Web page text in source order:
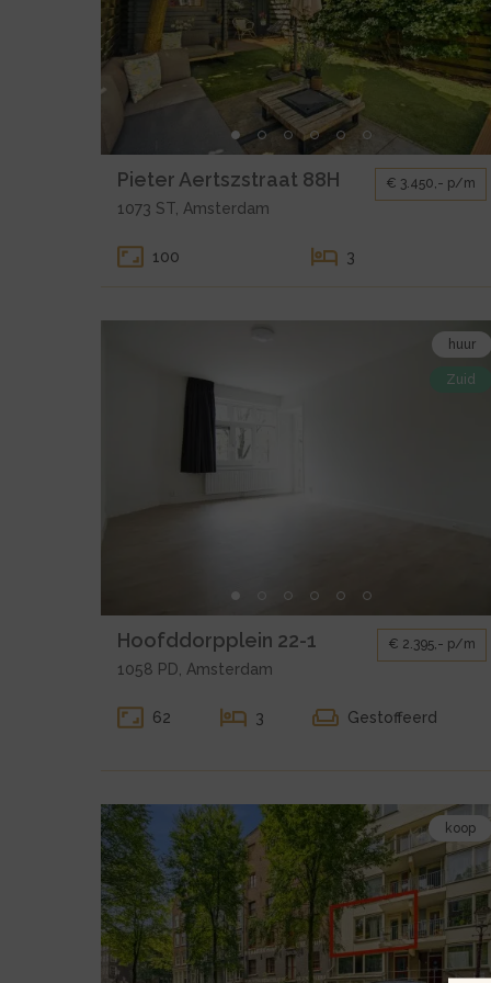
Amsterdam
Pieter
Aertszstraat
voor
huur
Amsterdam
Aertszstraat
Pieter Aertszstraat 88H
1073 ST, Amsterdam
€ 3.450,- p/m
100 3
huur
Zuid
voor
huur
Amsterdam
1
Hoofddorpplein 22-1
1058 PD, Amsterdam
€ 2.395,- p/m
62 3 Gestoffeerd
Bekijk
de
detail
pagina
van
koop
Amsterdam
koop